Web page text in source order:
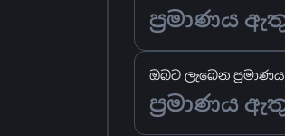
ඔබට ලැබෙන ප්‍රමාණය